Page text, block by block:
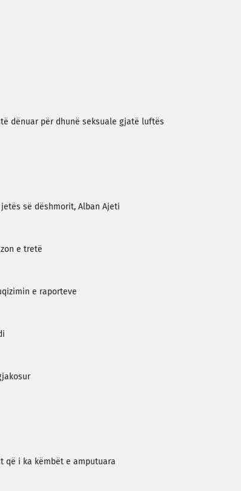
dënuar për dhunë seksuale gjatë luftës
së dëshmorit, Alban Ajeti
e tretë
e raporteve
që i ka këmbët e amputuara